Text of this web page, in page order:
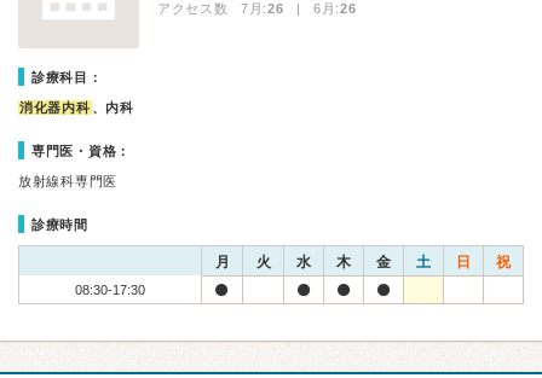
アクセス数 7月:26 | 6月:26
診療科目：
消化器内科 、内科
専門医・資格：
放射線科専門医
診療時間
月 火 水 木 金 土 日 祝
08:30-17:30